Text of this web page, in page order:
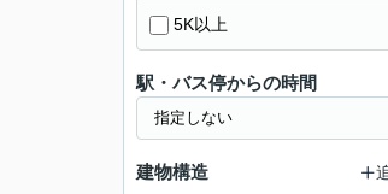
5K以上
駅・バス停からの時間
建物構造